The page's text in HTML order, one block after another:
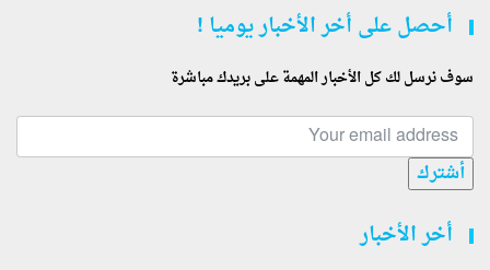
أحصل على أخر الأخبار يوميا !
سوف نرسل لك كل الأخبار المهمة على بريدك مباشرة
أشترك
أخر الأخبار